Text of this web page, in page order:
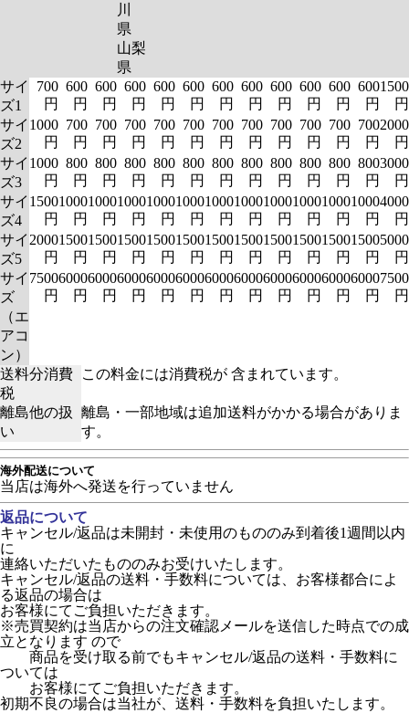
川
県
山梨
県
サイ
ズ1
700
円
600
円
600
円
600
円
600
円
600
円
600
円
600
円
600
円
600
円
600
円
600
円
1500
円
サイ
ズ2
1000
円
700
円
700
円
700
円
700
円
700
円
700
円
700
円
700
円
700
円
700
円
700
円
2000
円
サイ
ズ3
1000
円
800
円
800
円
800
円
800
円
800
円
800
円
800
円
800
円
800
円
800
円
800
円
3000
円
サイ
ズ4
1500
円
1000
円
1000
円
1000
円
1000
円
1000
円
1000
円
1000
円
1000
円
1000
円
1000
円
1000
円
4000
円
サイ
ズ5
2000
円
1500
円
1500
円
1500
円
1500
円
1500
円
1500
円
1500
円
1500
円
1500
円
1500
円
1500
円
5000
円
サイ
ズ
（エ
アコ
ン）
7500
円
6000
円
6000
円
6000
円
6000
円
6000
円
6000
円
6000
円
6000
円
6000
円
6000
円
6000
円
7500
円
送料分消費
税
この料金には消費税が 含まれています。
離島他の扱
い
離島・一部地域は追加送料がかかる場合がありま
す。
海外配送について
当店は海外へ発送を行っていません
返品について
キャンセル/返品は未開封・未使用のもののみ到着後1週間以内
に
連絡いただいたもののみお受けいたします。
キャンセル/返品の送料・手数料については、お客様都合によ
る返品の場合は
お客様にてご負担いただきます。
※売買契約は当店からの注文確認メールを送信した時点での成
立となります ので
商品を受け取る前でもキャンセル/返品の送料・手数料に
ついては
お客様にてご負担いただきます。
初期不良の場合は当社が、送料・手数料を負担いたします。